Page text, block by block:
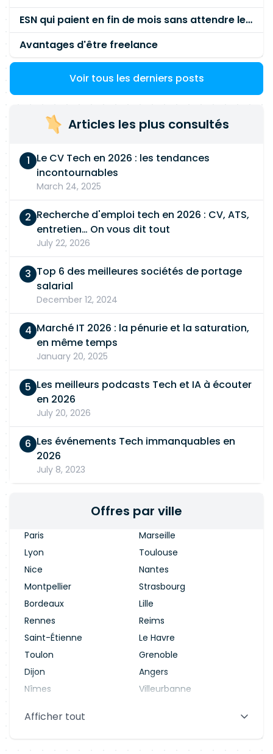
ESN qui paient en fin de mois sans attendre le paiement client ?
Avantages d'être freelance
Voir tous les derniers posts
Articles les plus consultés
Le CV Tech en 2026 : les tendances
incontournables
March 24, 2025
Recherche d'emploi tech en 2026 : CV, ATS,
entretien… On vous dit tout
July 22, 2026
Top 6 des meilleures sociétés de portage
salarial
December 12, 2024
Marché IT 2026 : la pénurie et la saturation,
en même temps
January 20, 2025
Les meilleurs podcasts Tech et IA à écouter
en 2026
July 20, 2026
Les événements Tech immanquables en
2026
July 8, 2023
Offres par ville
Paris
Marseille
Lyon
Toulouse
Nice
Nantes
Montpellier
Strasbourg
Bordeaux
Lille
Rennes
Reims
Saint-Étienne
Le Havre
Toulon
Grenoble
Dijon
Angers
Nîmes
Villeurbanne
Aix-en-Provence
Afficher tout